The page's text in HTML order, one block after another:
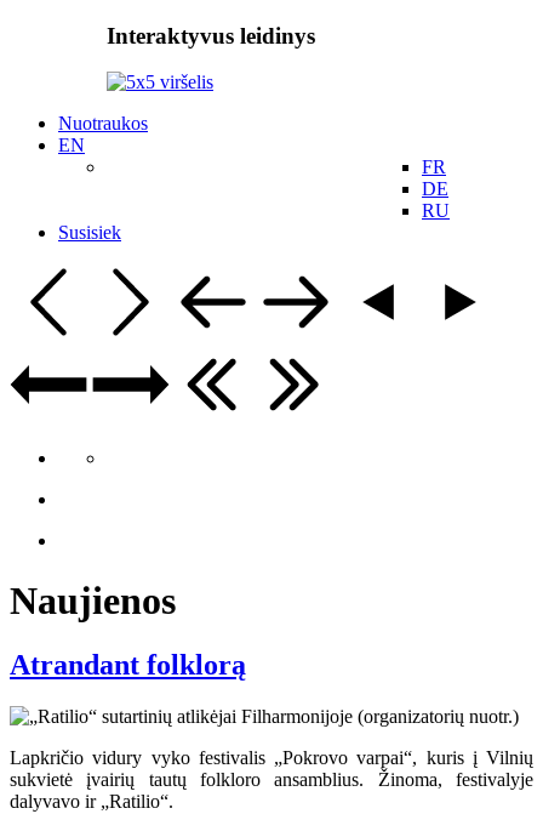
Interaktyvus leidinys
Nuotraukos
EN
FR
DE
RU
Susisiek
Naujienos
Atrandant folklorą
Lapkričio vidury vyko festivalis „Pokrovo varpai“, kuris į Vilnių
sukvietė įvairių tautų folkloro ansamblius. Žinoma, festivalyje
dalyvavo ir „Ratilio“.